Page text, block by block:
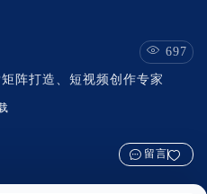
 697
阵打造、短视频创作专家
留言